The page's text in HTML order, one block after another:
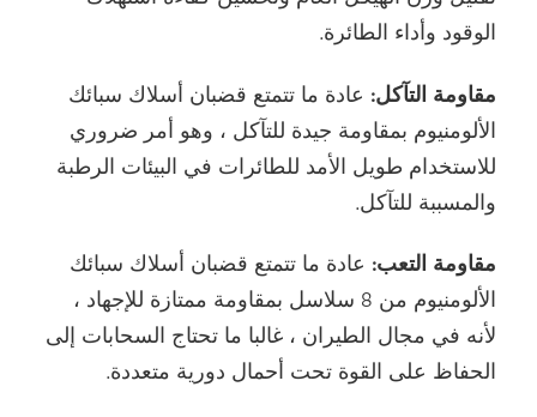
الوقود وأداء الطائرة.
مقاومة التآكل: عادة ما تتمتع قضبان أسلاك سبائك
الألومنيوم بمقاومة جيدة للتآكل ، وهو أمر ضروري
للاستخدام طويل الأمد للطائرات في البيئات الرطبة
والمسببة للتآكل.
مقاومة التعب: عادة ما تتمتع قضبان أسلاك سبائك
الألومنيوم من 8 سلاسل بمقاومة ممتازة للإجهاد ،
لأنه في مجال الطيران ، غالبا ما تحتاج السحابات إلى
الحفاظ على القوة تحت أحمال دورية متعددة.